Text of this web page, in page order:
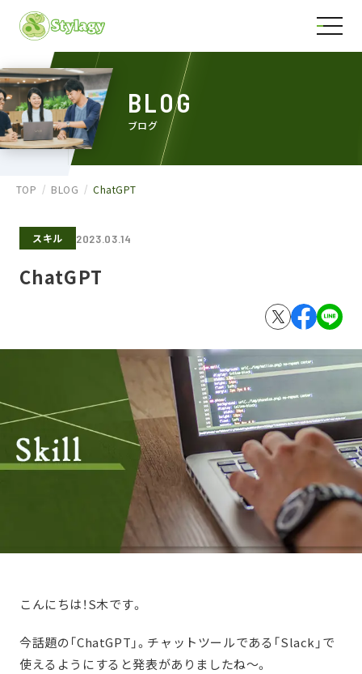
BLOG
ブログ
TOP BLOG ChatGPT
スキル 2023.03.14
ChatGPT
こんにちは！S木です。
今話題の「ChatGPT」。チャットツールである「Slack」で
使えるようにすると発表がありましたね〜。